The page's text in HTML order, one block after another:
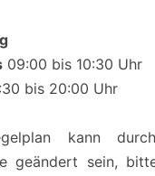
09:00 bis 10:30 Uhr
bis 20:00 Uhr
kann
geändert sein,